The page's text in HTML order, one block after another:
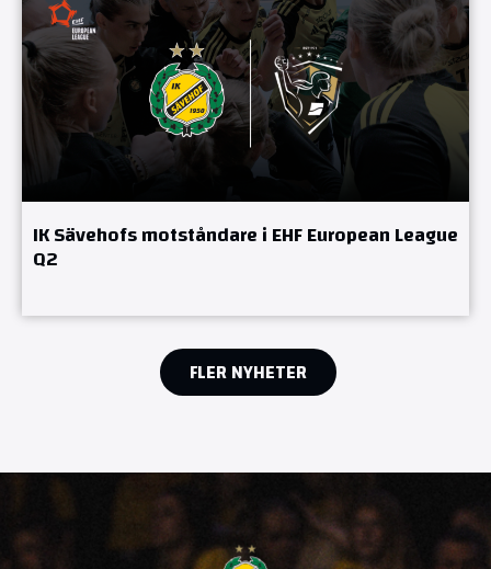
IK Sävehofs motståndare i EHF European League
Q2
FLER NYHETER